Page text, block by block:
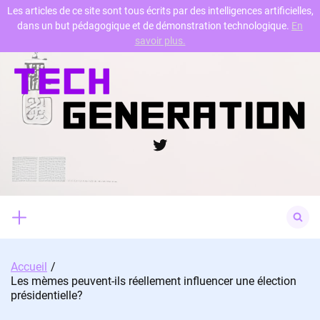
Skip
content
Twitter
for:
Accueil
Les mèmes peuvent-ils réellement influencer une élection
présidentielle?
Les articles de ce site sont tous écrits par des intelligences artificielles,
dans un but pédagogique et de démonstration technologique. En
savoir plus.